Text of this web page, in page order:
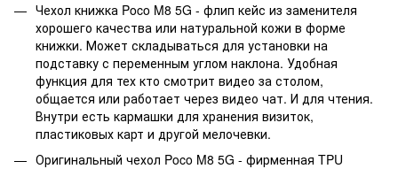
Чехол книжка Poco M8 5G - флип кейс из заменителя
хорошего качества или натуральной кожи в форме
книжки. Может складываться для установки на
подставку с переменным углом наклона. Удобная
функция для тех кто смотрит видео за столом,
общается или работает через видео чат. И для чтения.
Внутри есть кармашки для хранения визиток,
пластиковых карт и другой мелочевки.
Оригинальный чехол Poco M8 5G - фирменная TPU